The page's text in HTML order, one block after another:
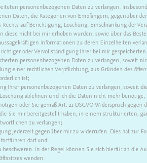
personenbezogenen Daten zu verlangen.
Daten, die Kategorien von Empfängern, gegenüber
auf Berichtigung, Löschung, Einschränkung der
diese nicht bei mir erhoben wurden, sowie über das
Informationen zu deren Einzelheiten
oder Vervollständigung Ihrer bei mir
personenbezogenen Daten zu verlangen, soweit
einer rechtlichen Verpflichtung, aus Gründen des
ist;
Ihrer personenbezogenen Daten zu verlangen, soweit
ablehnen und ich die Daten nicht mehr
oder Sie gemäß Art. 21 DSGVO Widerspruch gegen
Sie mir bereitgestellt haben, in einem strukturierten,
zu verlangen;
jederzeit gegenüber mir zu widerrufen. Dies hat zur
darf und
In der Regel können Sie sich hierfür an die
wenden.